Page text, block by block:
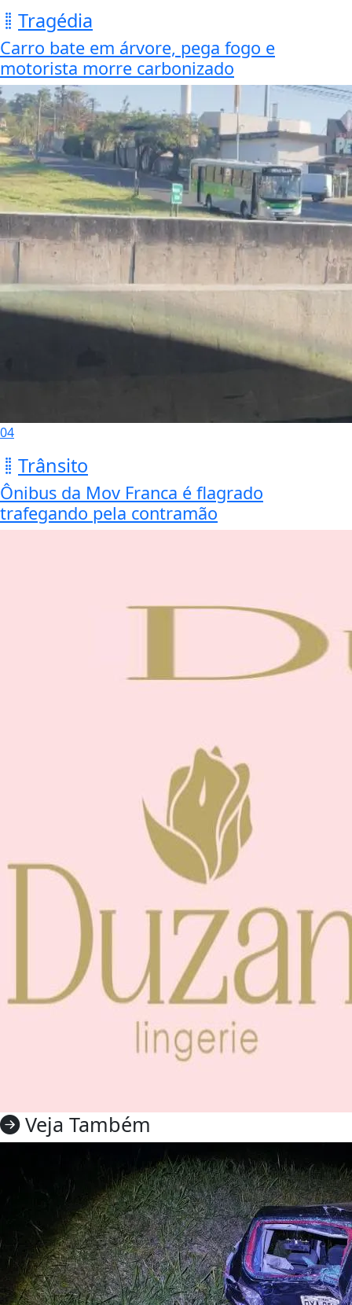
Tragédia
Carro bate em árvore, pega fogo e
motorista morre carbonizado
04
Trânsito
Ônibus da Mov Franca é flagrado
trafegando pela contramão
Veja Também